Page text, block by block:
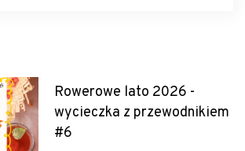
Rowerowe lato 2026 -
wycieczka z przewodnikiem
#6